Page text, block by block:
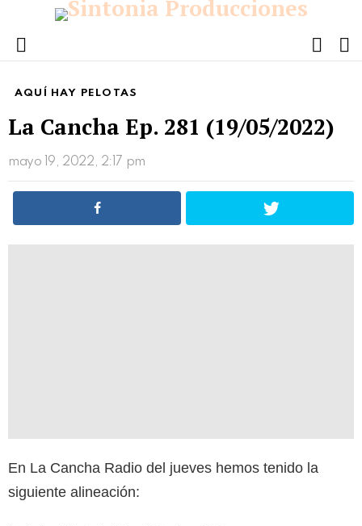
Menu
AQUÍ HAY PELOTAS
La Cancha Ep. 281 (19/05/2022)
mayo 19, 2022, 2:17 pm
En La Cancha Radio del jueves hemos tenido la
siguiente alineación: